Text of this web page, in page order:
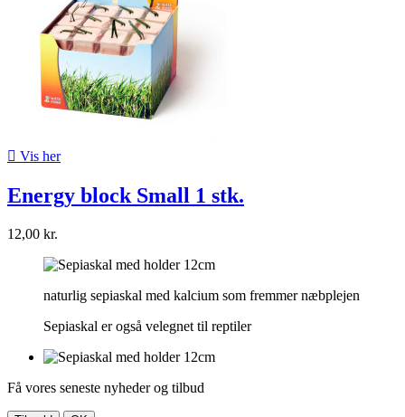
 Vis her
Energy block Small 1 stk.
12,00 kr.
naturlig sepiaskal med kalcium som fremmer næbplejen
Sepiaskal er også velegnet til reptiler
Få vores seneste nyheder og tilbud